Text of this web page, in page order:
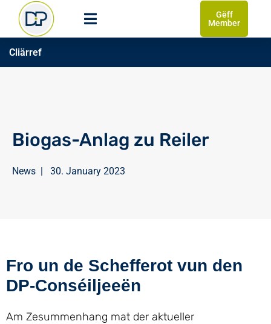
Gëff
Member
Cliärref
Biogas-Anlag zu Reiler
News | 30. January 2023
Fro un de Schefferot vun den
DP-Conséiljeeën
Am Zesummenhang mat der aktueller